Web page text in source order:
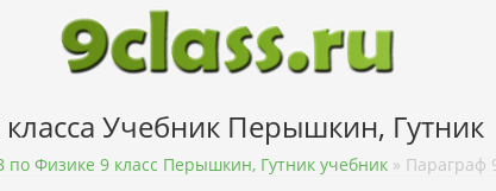
Учебник Перышкин, Гутник
по Физике 9 класс Перышкин, Гутник учебник » Параграф